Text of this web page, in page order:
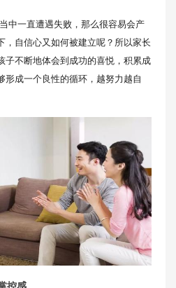
中一直遭遇失败，那么很容易会产
，自信心又如何被建立呢？所以家长
子不断地体会到成功的喜悦，积累成
形成一个良性的循环，越努力越自